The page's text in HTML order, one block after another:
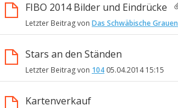
FIBO 2014 Bilder und Eindrücke
Letzter Beitrag von Das Schwäbische Grauen
Stars an den Ständen
Letzter Beitrag von 104 05.04.201415:15
Kartenverkauf